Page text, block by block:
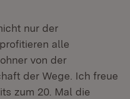
nur der
alle
von der
der Wege. Ich freue
zum 20. Mal die